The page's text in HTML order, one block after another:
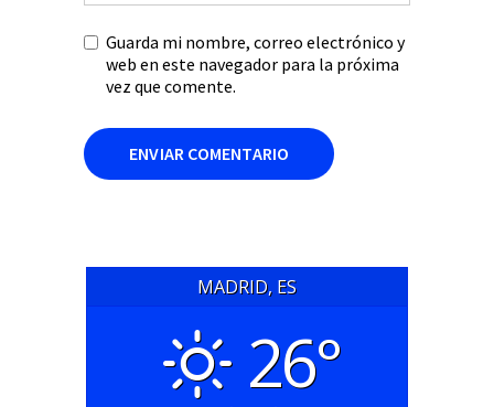
Guarda mi nombre, correo electrónico y
web en este navegador para la próxima
vez que comente.
MADRID, ES
26°